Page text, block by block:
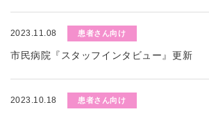
2023.11.08 患者さん向け
市民病院『スタッフインタビュー』更新
2023.10.18 患者さん向け